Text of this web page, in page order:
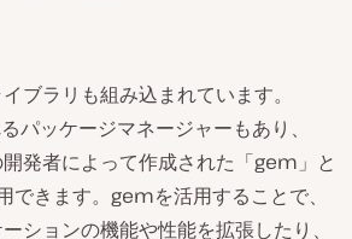
ブラリも組み込まれています。
パッケージマネージャーもあり、
発者によって作成された「gem」と
できます。gemを活用することで、
ションの機能や性能を拡張したり、